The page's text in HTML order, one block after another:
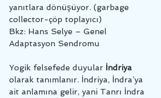
yanıtlara dönüşüyor. (garbage
collector-çöp toplayıcı)
Bkz: Hans Selye – Genel
Adaptasyon Sendromu
Yogik felsefede duyular İndriya
olarak tanımlanır. İndriya, İndra’ya
ait anlamına gelir, yani Tanrı İndra